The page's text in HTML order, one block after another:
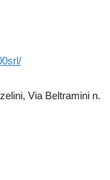
Via Beltramini n.